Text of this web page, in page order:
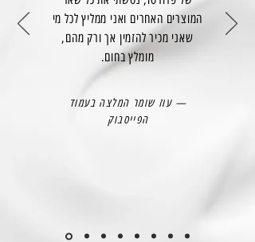
המוצרים האחרים ואני ממליץ לכל מי
שאני מכיר להזמין אך ורק מהם,
מומלץ בחום.
— עוז שומר המלצה בעמוד
הפייסבוק